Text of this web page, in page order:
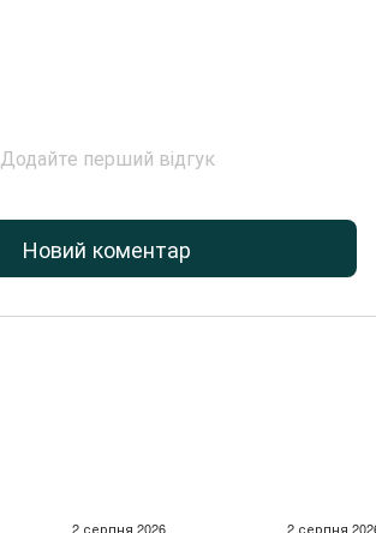
Додайте перший відгук
Новий коментар
2 серпня 2026 2 серпня